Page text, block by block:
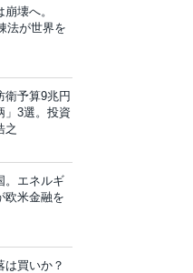
壊へ。
法が世界を
衛予算9兆円
」3選。投資
之
。エネルギ
欧米金融を
は買いか？